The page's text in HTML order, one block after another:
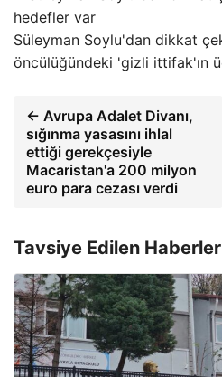
Süleyman Soylu'dan dikkat
öncülüğündeki 'gizli ittifak'ın
← Avrupa Adalet Divanı,
sığınma yasasını ihlal
ettiği gerekçesiyle
Macaristan'a 200 milyon
euro para cezası verdi
Tavsiye Edilen Haberler